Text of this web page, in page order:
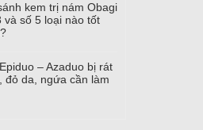
kem trị nám Obagi
và số 5 loại nào tốt
– Azaduo bị rát
đỏ da, ngứa cần làm